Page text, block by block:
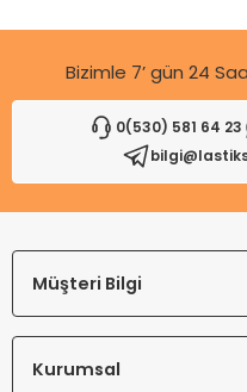
Bizimle 7’ gün 24
0(530) 581 64 23
Müşteri Bilgi
Kurumsal